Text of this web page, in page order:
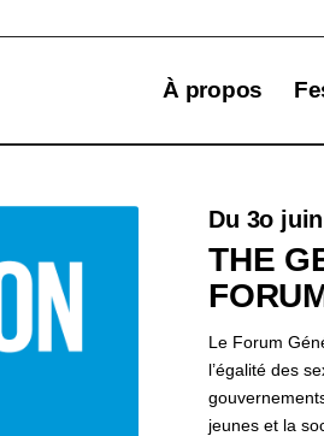
À propos
Du 3o
THE
Le Forum
l’égalité des
jeunes et la